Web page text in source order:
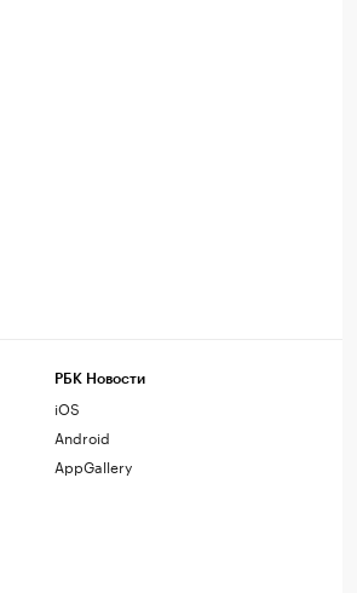
РБК Новости
iOS
Android
AppGallery